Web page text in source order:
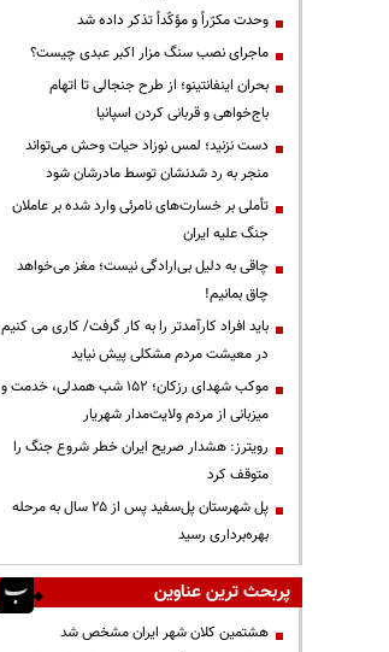
وحدت مکرّراً و مؤکّداً تذکر داده شد
ماجرای نصب سنگ مزار اکبر عبدی چیست؟
بحران اینفانتینو؛ از طرح جنجالی تا اتهام
باج‌خواهی و قربانی کردن اسپانیا
دست نزنید؛ لمس نوزاد حیات وحش می‌تواند
منجر به رد شدنشان توسط مادرشان شود
تأملی بر خسارت‌های نامرئی وارد شده بر عاملان
جنگ علیه ایران
چاقی به دلیل بی‌ارادگی نیست؛ مغز می‌خواهد
چاق بمانیم!
باید افراد کارآمدتر را به کار گرفت/ کاری می کنیم
در معیشت مردم مشکلی پیش نیاید
موکب شهدای رزکان؛ ۱۵۲ شب همدلی، خدمت و
میزبانی از مردم ولایت‌مدار شهریار
رویترز: هشدار صریح ایران خطر شروع جنگ را
متوقف کرد
پل شهرستان پل‌سفید پس از ۲۵ سال به مرحله
بهره‌برداری رسید
پربحث ترین عناوین
هشتمین کلان شهر ایران مشخص شد